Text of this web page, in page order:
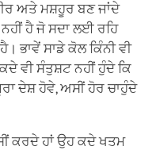
ਅਤੇ ਮਸ਼ਹੂਰ ਬਣ ਜਾਂਦੇ
ਹੈ ਜੋ ਸਦਾ ਲਈ ਰਹਿ
ਭਾਵੇਂ ਸਾਡੇ ਕੋਲ ਕਿੰਨੀ ਵੀ
ਵੀ ਸੰਤੁਸ਼ਟ ਨਹੀਂ ਹੁੰਦੇ ਕਿ
ਦੇਸ਼ ਹੋਵੇ, ਅਸੀਂ ਹੋਰ ਚਾਹੁੰਦੇ
ਕਰਦੇ ਹਾਂ ਉਹ ਕਦੇ ਖਤਮ